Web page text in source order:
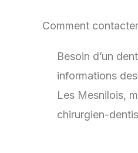
Comment
Besoin d’un
informations
Les Mesnilois,
chirurgien-